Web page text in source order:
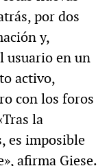
por dos
y,
usuario en un
activo,
con los foros
la
es imposible
afirma Giese.